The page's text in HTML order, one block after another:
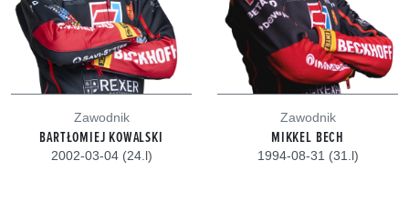
Zawodnik
BARTŁOMIEJ KOWALSKI
2002-03-04 (24.l)
Zawodnik
MIKKEL BECH
1994-08-31 (31.l)